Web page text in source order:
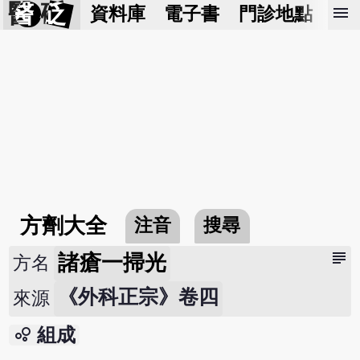
醫 砭 資料庫 電子書 門診地點 預
menu
方劑大全 注音 搜尋
subject
方名 諸瘡一掃光
來源 《外科正宗》卷四
bubble_chart 組成